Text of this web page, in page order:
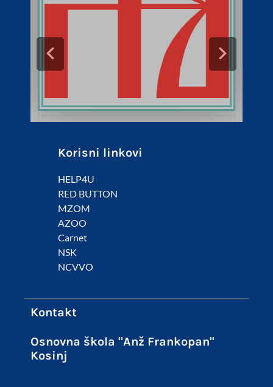
Korisni linkovi
HELP4U
RED BUTTON
MZOM
AZOO
Carnet
NSK
NCVVO
Kontakt
Osnovna škola "Anž Frankopan"
Kosinj